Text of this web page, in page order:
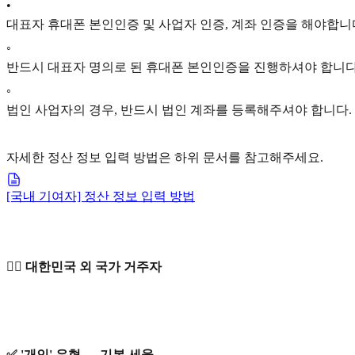
•
대표자 휴대폰 본인인증 및 사업자 인증, 계좌 인증을 해야합니
◦
반드시 대표자 명의로 된 휴대폰 본인인증을 진행하셔야 합니
◦
법인 사업자의 경우, 반드시 법인 계좌를 등록해주셔야 합니다.
자세한 정산 정보 입력 방법은 하위 문서를 참고해주세요.
[국내 기여자] 정산 정보 입력 방법
🙋‍♀️ 대한민국 외 국가 거주자